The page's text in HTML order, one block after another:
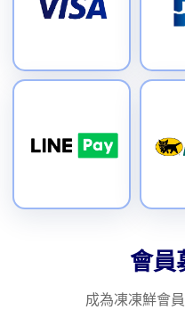
會員
成為凍凍鮮會